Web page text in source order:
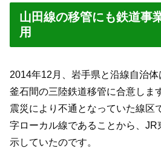
山田線の移管にも鉄道事
用
2014年12月、岩手県と沿線自治
釜石間の三陸鉄道移管に合意しま
震災により不通となっていた線区
字ローカル線であることから、JR
示していたのです。